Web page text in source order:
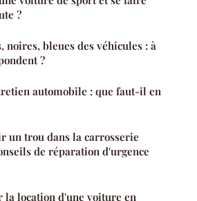
?
noires, bleues des véhicules : à
?
automobile : que faut-il en
un trou dans la carrosserie
de réparation d'urgence
la location d'une voiture en